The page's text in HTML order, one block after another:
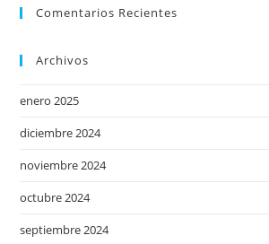
Comentarios Recientes
Archivos
enero 2025
diciembre 2024
noviembre 2024
octubre 2024
septiembre 2024